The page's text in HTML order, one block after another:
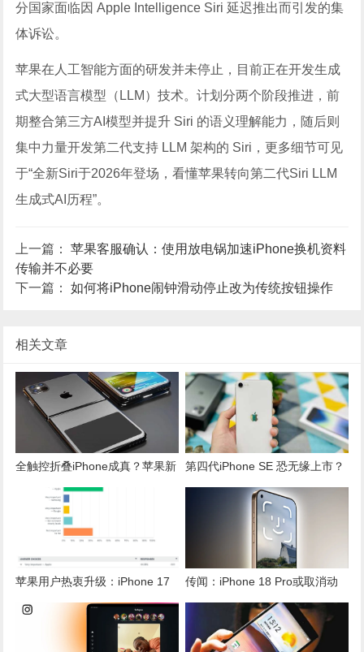
分国家面临因 Apple Intelligence Siri 延迟推出而引发的集
体诉讼。
苹果在人工智能方面的研发并未停止，目前正在开发生成
式大型语言模型（LLM）技术。计划分两个阶段推进，前
期整合第三方AI模型并提升 Siri 的语义理解能力，随后则
集中力量开发第二代支持 LLM 架构的 Siri，更多细节可见
于“全新Siri于2026年登场，看懂苹果转向第二代Siri LLM
生成式AI历程”。
上一篇：苹果客服确认：使用放电锅加速iPhone换机资料
传输并不必要
下一篇：如何将iPhone闹钟滑动停止改为传统按钮操作
相关文章
全触控折叠iPhone成真？苹果新
专利曝“一个按键都没有”
第四代iPhone SE 恐无缘上市？
神准分析师曝2大关键原因
苹果用户热衷升级：iPhone 17
引领换机潮，7成用户的首要理
传闻：iPhone 18 Pro或取消动
态岛，两项新屏幕技术引领沉浸
式体验